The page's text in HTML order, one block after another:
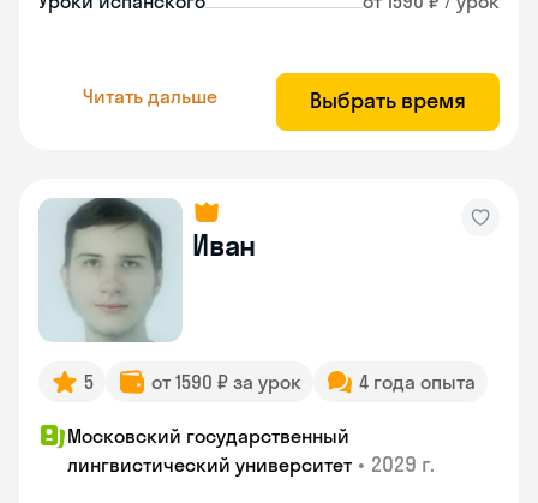
Читать дальше Выбрать время
Иван
5 от 1590 ₽ за урок 4 года опыта
Московский государственный
лингвистический университет • 2029 г.